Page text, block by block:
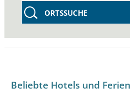
ORTSSUCHE
Beliebte Hotels und